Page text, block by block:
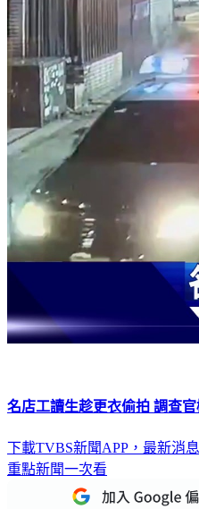
名店工讀生趁更衣偷拍 調查
下載TVBS新聞APP，最新消
重點新聞一次看